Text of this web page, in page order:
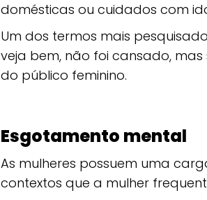
domésticas ou cuidados com
Um dos termos mais
veja bem, não foi cansado,
do público feminino.
Esgotamento mental
As mulheres possuem uma
contextos que a mulher